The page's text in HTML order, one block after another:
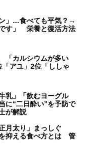
」…食べても平気？→
す」 栄養と復活方法
「カルシウムが多い
アユ」2位「ししゃ
乳」「飲むヨーグル
に“二日酔い”を予防で
が解説
月太り」まっしぐ
抑える食べ方とは 管